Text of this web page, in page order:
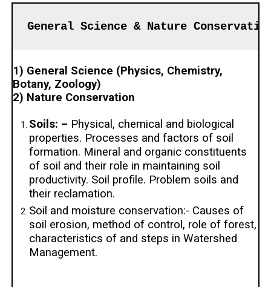
General Science & Nature
1) General Science (Physics, Chemistry,
Botany, Zoology)
2) Nature Conservation
Soils: – Physical, chemical and biological
properties. Processes and factors of soil
formation. Mineral and organic constituents
of soil and their role in maintaining soil
productivity. Soil profile. Problem soils and
their reclamation.
Soil and moisture conservation:- Causes of
soil erosion, method of control, role of forest,
characteristics of and steps in Watershed
Management.